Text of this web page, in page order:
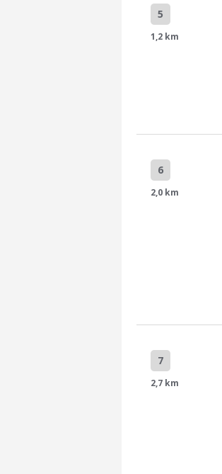
5
1,2 km
6
2,0 km
7
2,7 km